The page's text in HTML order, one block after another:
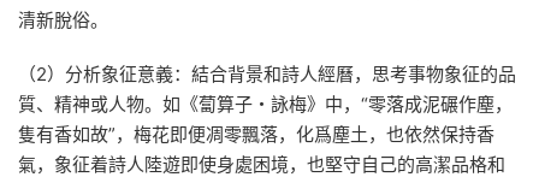
清新脫俗。
（2）分析象征意義：結合背景和詩人經曆，思考事物象征的品
質、精神或人物。如《蔔算子・詠梅》中，“零落成泥碾作塵，
隻有香如故”，梅花即便凋零飄落，化爲塵土，也依然保持香
氣，象征着詩人陸遊即使身處困境，也堅守自己的高潔品格和